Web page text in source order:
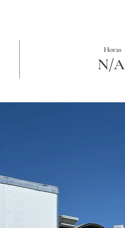
Horas
N/A